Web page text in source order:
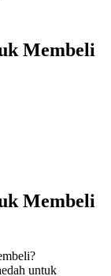
Membeli
Membeli
untuk